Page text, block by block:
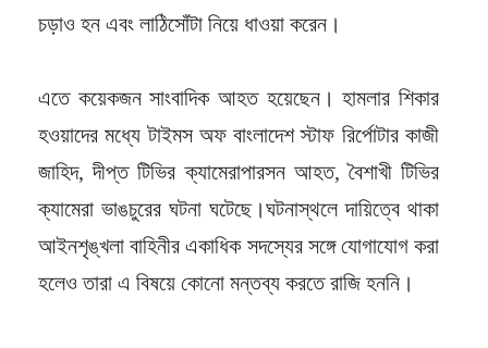
চড়াও হন এবং লাঠিসোঁটা নিয়ে ধাওয়া করেন।
এতে কয়েকজন সাংবাদিক আহত হয়েছেন। হামলার শিকার
হওয়াদের মধ্যে টাইমস অফ বাংলাদেশ স্টাফ রির্পোটার কাজী
জাহিদ, দীপ্ত টিভির ক্যামেরাপারসন আহত, বৈশাখী টিভির
ক্যামেরা ভাঙচুরের ঘটনা ঘটেছে।ঘটনাস্থলে দায়িত্বে থাকা
আইনশৃঙ্খলা বাহিনীর একাধিক সদস্যের সঙ্গে যোগাযোগ করা
হলেও তারা এ বিষয়ে কোনো মন্তব্য করতে রাজি হননি।